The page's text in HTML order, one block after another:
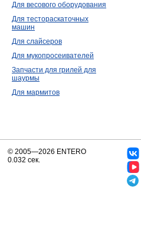
Для весового оборудования
Для тестораскаточных
машин
Для слайсеров
Для мукопросеивателей
Запчасти для грилей для
шаурмы
Для мармитов
© 2005—2026 ENTERO
0.032 сек.